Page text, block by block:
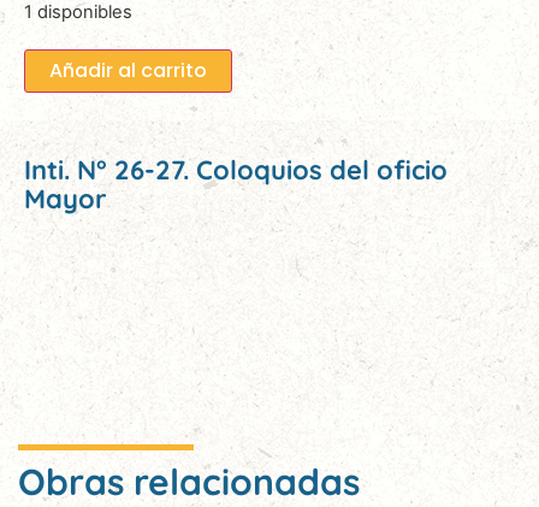
1 disponibles
Añadir al carrito
Inti. N° 26-27. Coloquios del oficio
Mayor
Obras relacionadas